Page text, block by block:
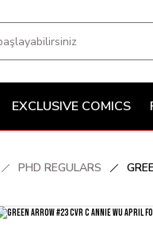
EXCLUSIVE COMICS
PHD REGULARS